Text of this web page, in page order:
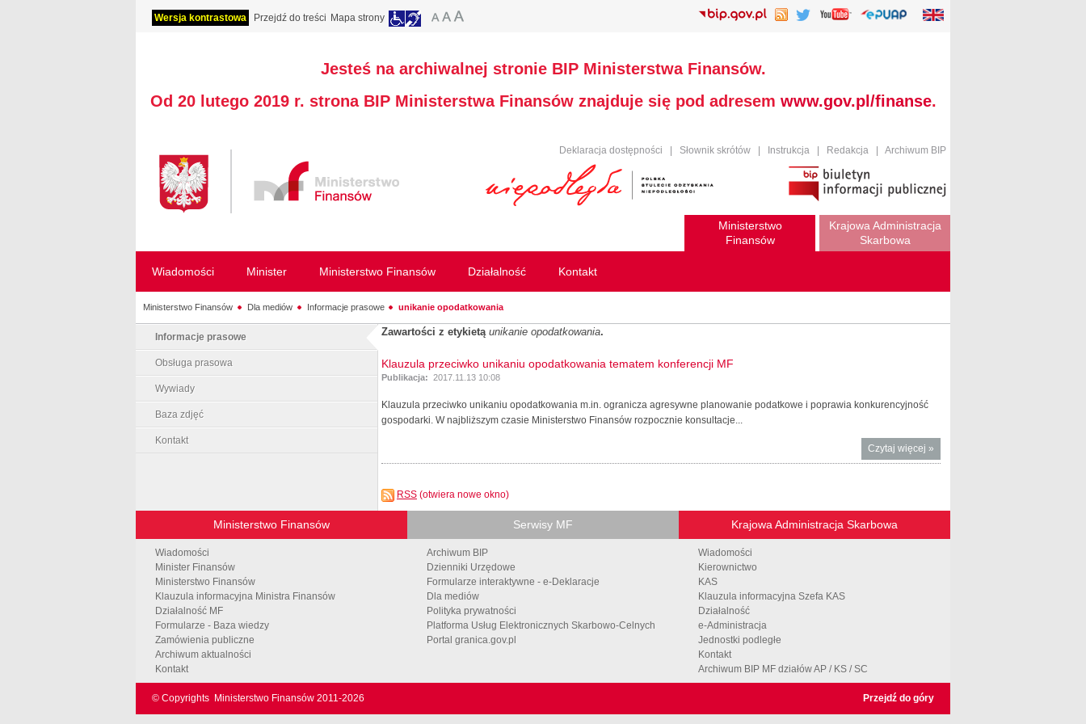
Wersja kontrastowa Przejdź do treści Mapa strony
Jesteś na archiwalnej stronie BIP Ministerstwa Finansów.
Od 20 lutego 2019 r. strona BIP Ministerstwa Finansów znajduje się pod adresem www.gov.pl/finanse.
Deklaracja dostępności Słownik skrótów Instrukcja Redakcja Archiwum BIP
Ministerstwo
Finansów
Krajowa Administracja
Skarbowa
Wiadomości Minister Ministerstwo Finansów Działalność Kontakt
Ministerstwo Finansów Dla mediów Informacje prasowe unikanie opodatkowania
Informacje prasowe
Obsługa prasowa
Wywiady
Baza zdjęć
Kontakt
Zawartości z etykietą unikanie opodatkowania.
Klauzula przeciwko unikaniu opodatkowania tematem konferencji MF
Publikacja: 2017.11.13 10:08
Klauzula przeciwko unikaniu opodatkowania m.in. ogranicza agresywne planowanie podatkowe i poprawia konkurencyjność
gospodarki. W najbliższym czasie Ministerstwo Finansów rozpocznie konsultacje...
Czytaj więcej o Klauzula
przeciwko
tematem
»
RSS (otwiera nowe okno)
Ministerstwo Finansów
Wiadomości
Minister Finansów
Ministerstwo Finansów
Klauzula informacyjna Ministra Finansów
Działalność MF
Formularze - Baza wiedzy
Zamówienia publiczne
Archiwum aktualności
Kontakt
Serwisy MF
Archiwum BIP
Dzienniki Urzędowe
Formularze interaktywne - e-Deklaracje
Dla mediów
Polityka prywatności
Platforma Usług Elektronicznych Skarbowo-Celnych
Portal granica.gov.pl
Krajowa Administracja Skarbowa
Wiadomości
Kierownictwo
KAS
Klauzula informacyjna Szefa KAS
Działalność
e-Administracja
Jednostki podległe
Kontakt
Archiwum BIP MF działów AP / KS / SC
© Copyrights Ministerstwo Finansów 2011-2026 Przejdź do góry